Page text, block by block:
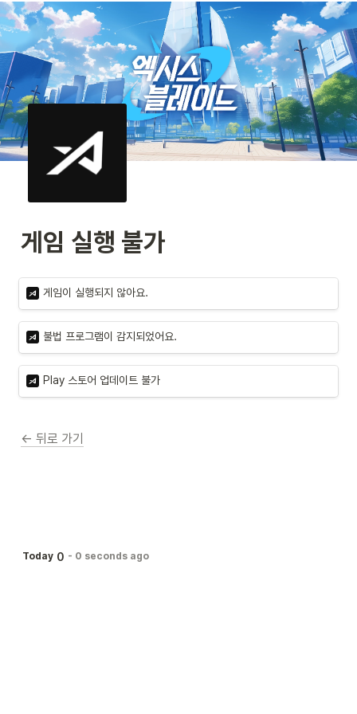
게임 실행 불가
게임이 실행되지 않아요.
불법 프로그램이 감지되었어요.
Play 스토어 업데이트 불가
← 뒤로 가기
Today 0 - 0 seconds ago